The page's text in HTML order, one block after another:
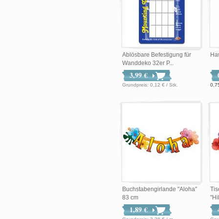
Ablösbare Befestigung für
Wanddeko 32er P...
3,99 €
Grundpreis: 0,12 € / Stk.
Buchstabengirlande "Aloha"
83 cm
1,89 €